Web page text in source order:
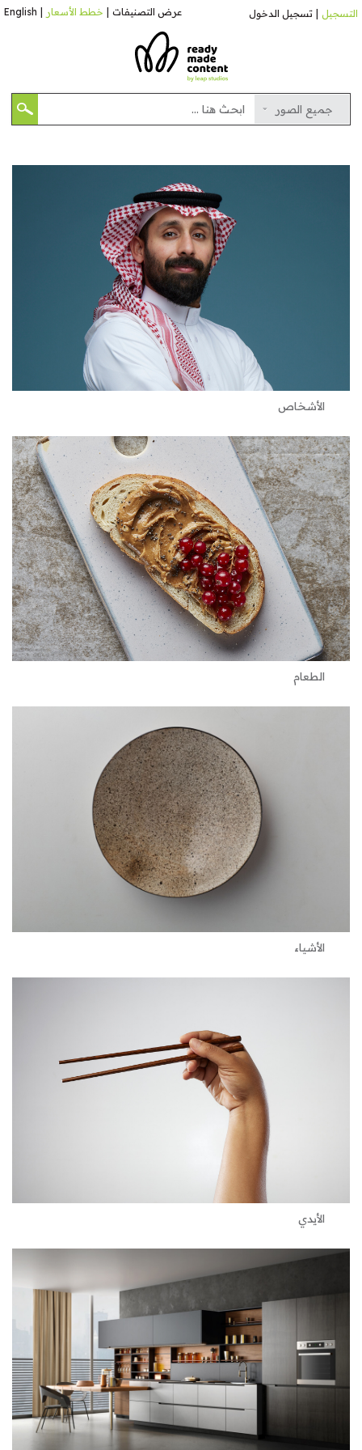
عرض التصنيفات خطط الأسعار English التسجيل تسجيل الدخول
جميع الصور
الأشخاص
الطعام
الأشياء
الأيدي